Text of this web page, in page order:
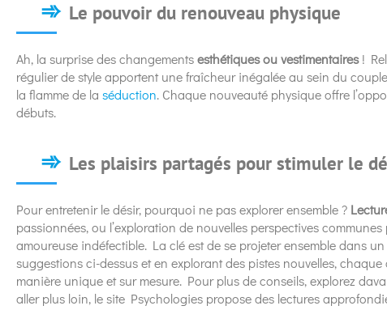
Le pouvoir du renouveau physique
Ah, la surprise des changementsesthétiques ou vestimentaires!
régulier de style apportent une fraîcheur inégalée au sein du
la flamme de la séduction. Chaque nouveauté physique offre
débuts.
Les plaisirs partagés pour stimuler le
Pour entretenir le désir, pourquoi ne pas explorer ensemble ?
passionnées, ou l’exploration de nouvelles perspectives
amoureuse indéfectible. La clé est de se projeter ensemble dans
suggestions ci-dessus et en explorant des pistes nouvelles,
manière unique et sur mesure. Pour plus de conseils, explorez
aller plus loin, le site Psychologies propose des lectures